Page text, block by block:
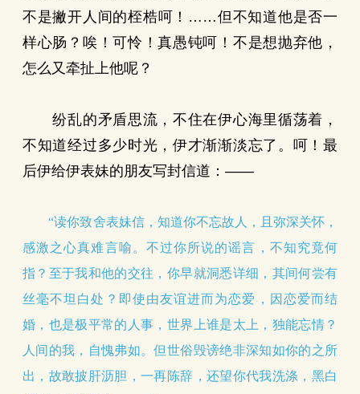
不是撇开人间的桎梏呵！……但不知道他是否一
样心肠？唉！可怜！真愚钝呵！不是想抛弃他，
怎么又牵扯上他呢？
纷乱的矛盾思流，不住在伊心海里循荡着，
不知道经过多少时光，伊才渐渐淡忘了。呵！最
后伊给伊表妹的朋友写封信道：——
“读你致舍表妹信，知道你不忘故人，且弥深关怀，
感激之心真难言喻。不过你所说的谣言，不知究竟何
指？至于我和他的交往，你早就洞悉详细，其间何尝有
丝毫不坦白处？即使由友谊进而为恋爱，因恋爱而结
婚，也是极平常的人事，世界上谁是太上，独能忘情？
人间的我，自愧弗如。但世俗毁谤绝非深知如你的之所
出，故敢披肝沥胆，一再陈辞，还望你代我洗涤，黑白